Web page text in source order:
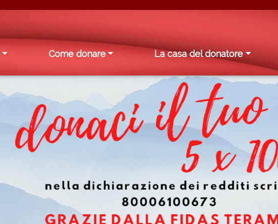
Come donare La casa del donatore